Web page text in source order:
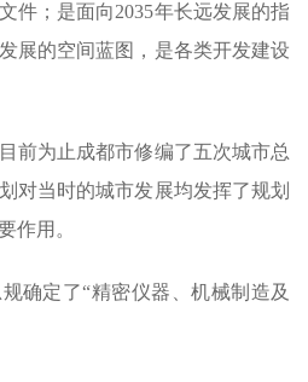
件；是面向2035年长远发展的指
展的空间蓝图，是各类开发建设
为止成都市修编了五次城市总
对当时的城市发展均发挥了规划
作用。
定了“精密仪器、机械制造及